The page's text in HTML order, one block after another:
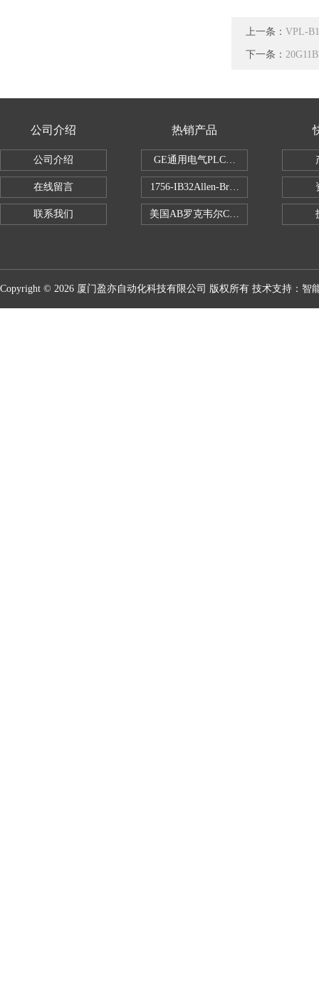
上一条： VPL-
下一条：
公司介绍
公司介绍
在线留言
联系我们
热销产品
GE通用电气PLC控制器
1756-IB32Allen-Bradley1756IB32数字
美国AB罗克韦尔CPU处理器
Copyright © 2026 厦门盈亦自动化科技有限公司 版权所有 技术支持： 智